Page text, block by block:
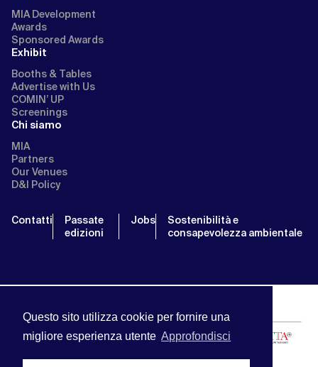
Questo sito utilizza cookie per fornire una
migliore esperienza utente Approfondisci
MIA Development
Awards
Sponsored Awards
Exhibit
Booths & Tables
Advertise with Us
COMIN’ UP
Screenings
Chi siamo
MIA
Partners
Our Venues
D&I Policy
Contatti
Passate
edizioni
Jobs
Sostenibilità e
consapevolezza ambientale